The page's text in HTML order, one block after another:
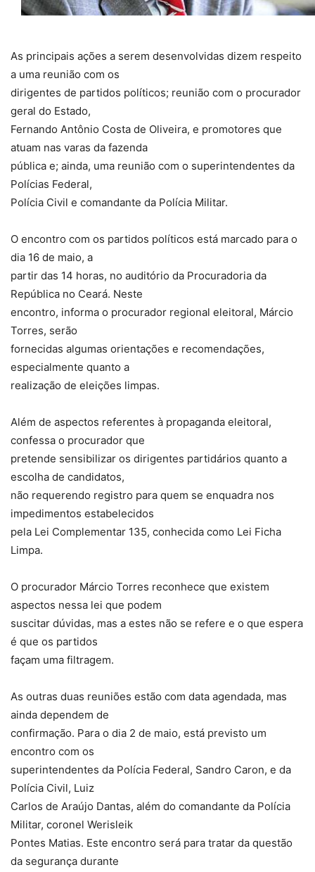
As principais ações a serem desenvolvidas dizem respeito
a uma reunião com os
dirigentes de partidos políticos; reunião com o procurador
geral do Estado,
Fernando Antônio Costa de Oliveira, e promotores que
atuam nas varas da fazenda
pública e; ainda, uma reunião com o superintendentes da
Polícias Federal,
Polícia Civil e comandante da Polícia Militar.
O encontro com os partidos políticos está marcado para o
dia 16 de maio, a
partir das 14 horas, no auditório da Procuradoria da
República no Ceará. Neste
encontro, informa o procurador regional eleitoral, Márcio
Torres, serão
fornecidas algumas orientações e recomendações,
especialmente quanto a
realização de eleições limpas.
Além de aspectos referentes à propaganda eleitoral,
confessa o procurador que
pretende sensibilizar os dirigentes partidários quanto a
escolha de candidatos,
não requerendo registro para quem se enquadra nos
impedimentos estabelecidos
pela Lei Complementar 135, conhecida como Lei Ficha
Limpa.
O procurador Márcio Torres reconhece que existem
aspectos nessa lei que podem
suscitar dúvidas, mas a estes não se refere e o que espera
é que os partidos
façam uma filtragem.
As outras duas reuniões estão com data agendada, mas
ainda dependem de
confirmação. Para o dia 2 de maio, está previsto um
encontro com os
superintendentes da Polícia Federal, Sandro Caron, e da
Polícia Civil, Luiz
Carlos de Araújo Dantas, além do comandante da Polícia
Militar, coronel Werisleik
Pontes Matias. Este encontro será para tratar da questão
da segurança durante